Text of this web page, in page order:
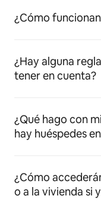
¿Cómo
¿Hay alguna
tener en cuenta?
¿Qué hago con
hay huéspedes
¿Cómo
o a la vivienda si